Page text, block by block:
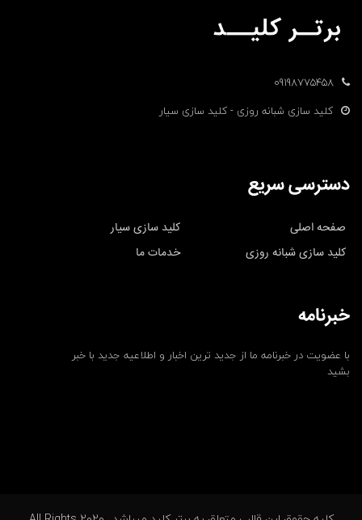
09198775458
کلید سازی شبانه روزی - کلید سازی سیار
دسترسی سریع
صفحه اصلی
کلید سازی سیار
کلید سازی شبانه روزی
خدمات ما
خبرنامه
با عضویت در خبرنامه ما از جدید ترین اخبار و اطلاعیه جدید با خبر
بشید